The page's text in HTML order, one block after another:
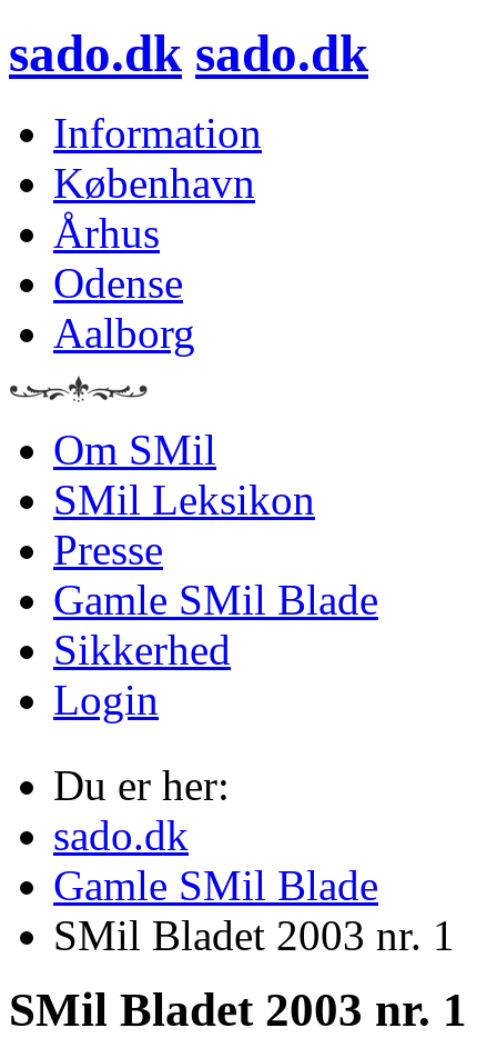
sado.dk sado.dk
Information
København
Århus
Odense
Aalborg
Om SMil
SMil Leksikon
Presse
Gamle SMil Blade
Sikkerhed
Login
Du er her:
sado.dk
Gamle SMil Blade
SMil Bladet 2003 nr. 1
SMil Bladet 2003 nr. 1